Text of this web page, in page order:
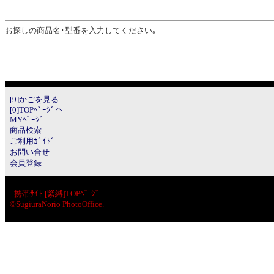
お探しの商品名･型番を入力してください｡
[9]かごを見る
[0]TOPﾍﾟｰｼﾞへ
MYﾍﾟｰｼﾞ
商品検索
ご利用ｶﾞｲﾄﾞ
お問い合せ
会員登録
:.携帯ｻｲﾄ [緊縛]TOPﾍﾟ-ｼﾞ
©SugiuraNorio PhotoOffice.